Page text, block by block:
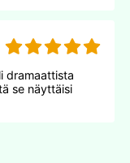
dramaattista
se näyttäisi